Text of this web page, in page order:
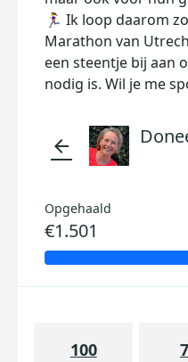
🏃‍♀️ Ik loop daarom
Marathon van
een steentje bij aan
nodig is. Wil je me
arrow_back
Opgehaald
€1.501
100